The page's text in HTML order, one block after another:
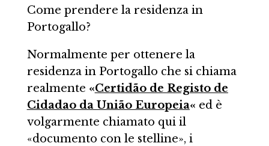
Come prendere la residenza in
Portogallo?
Normalmente per ottenere la
residenza in Portogallo che si chiama
realmente «Certidão de Registo de
Cidadao da União Europeia« ed è
volgarmente chiamato qui il
«documento con le stelline», i